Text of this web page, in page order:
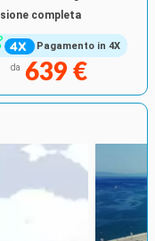
Pagamento in 4X
completa
da 639 €